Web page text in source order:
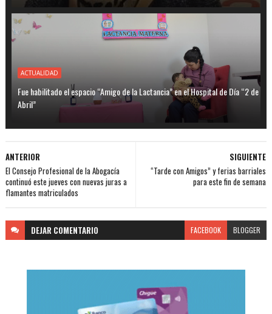
ACTUALIDAD
Fue habilitado el espacio “Amigo de la Lactancia” en el Hospital de Día “2 de
Abril”
SIGUIENTE
“Tarde con Amigos” y ferias barriales
para este fin de semana
ANTERIOR
El Consejo Profesional de la Abogacía
continuó este jueves con nuevas juras a
flamantes matriculados
DEJAR COMENTARIO FACEBOOK BLOGGER